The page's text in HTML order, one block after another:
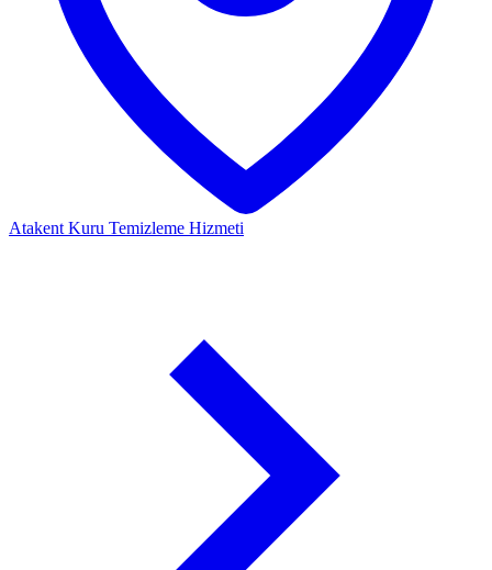
Atakent Kuru Temizleme Hizmeti